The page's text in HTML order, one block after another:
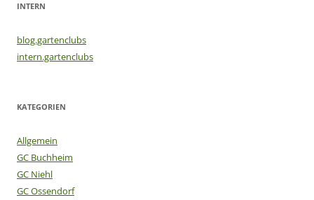
INTERN
blog.gartenclubs
intern.gartenclubs
KATEGORIEN
Allgemein
GC Buchheim
GC Niehl
GC Ossendorf